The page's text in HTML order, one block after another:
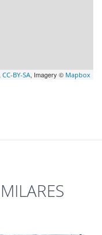
CC-BY-SA, Imagery © Mapbox